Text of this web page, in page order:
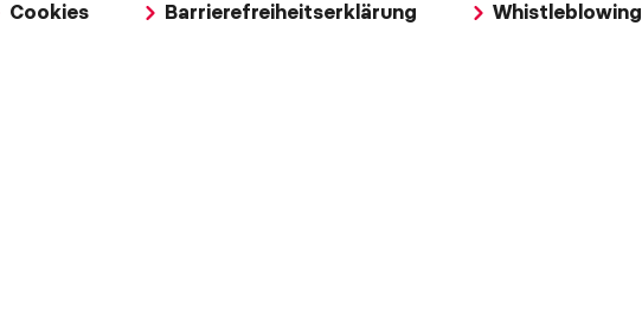
Cookies Barrierefreiheitserklärung Whistleblowing